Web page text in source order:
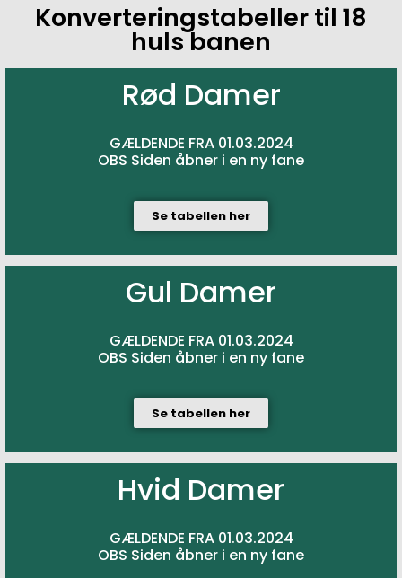
Konverteringstabeller til 18
huls banen
Rød Damer
GÆLDENDE FRA 01.03.2024
OBS Siden åbner i en ny fane
Se tabellen her
Gul Damer
GÆLDENDE FRA 01.03.2024
OBS Siden åbner i en ny fane
Se tabellen her
Hvid Damer
GÆLDENDE FRA 01.03.2024
OBS Siden åbner i en ny fane